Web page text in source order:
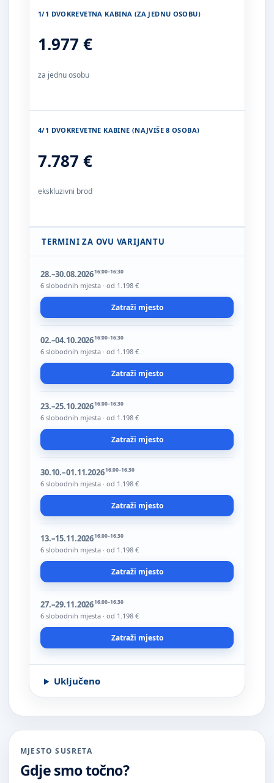
1/1 DVOKREVETNA KABINA (ZA JEDNU OSOBU)
1.977 €
za jednu osobu
4/1 DVOKREVETNE KABINE (NAJVIŠE 8 OSOBA)
7.787 €
ekskluzivni brod
TERMINI ZA OVU VARIJANTU
28.–30.08.202616:00–16:30
6 slobodnih mjesta · od 1.198 €
Zatraži mjesto
02.–04.10.202616:00–16:30
6 slobodnih mjesta · od 1.198 €
Zatraži mjesto
23.–25.10.202616:00–16:30
6 slobodnih mjesta · od 1.198 €
Zatraži mjesto
30.10.–01.11.202616:00–16:30
6 slobodnih mjesta · od 1.198 €
Zatraži mjesto
13.–15.11.202616:00–16:30
6 slobodnih mjesta · od 1.198 €
Zatraži mjesto
27.–29.11.202616:00–16:30
6 slobodnih mjesta · od 1.198 €
Zatraži mjesto
Uključeno
MJESTO SUSRETA
Gdje smo točno?